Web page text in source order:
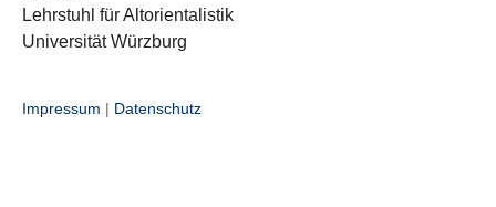
Lehrstuhl für Altorientalistik
Universität Würzburg
Impressum | Datenschutz